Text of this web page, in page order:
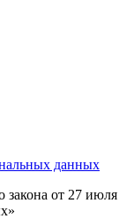
данных
закона от 27 июля